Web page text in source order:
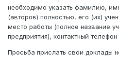
необходимо указать фамилию,
(авторов) полностью, его (их)
место работы (полное название
предприятия), контактный
Просьба прислать свои доклады